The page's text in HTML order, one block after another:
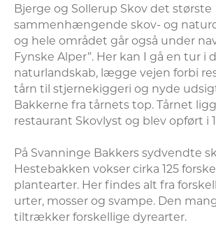
Bjerge og Sollerup Skov det største
sammenhængende skov- og
og hele området går også under
Fynske Alper”. Her kan I gå en tur i
naturlandskab, lægge vejen forbi
tårn til stjernekiggeri og nyde
Bakkerne fra tårnets top. Tårnet
restaurant Skovlyst og blev opført i
På Svanninge Bakkers sydvendte
Hestebakken vokser cirka 125
plantearter. Her findes alt fra
urter, mosser og svampe. Den
tiltrækker forskellige dyrearter.